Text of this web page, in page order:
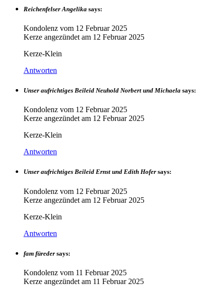
Reichenfelser Angelika says:
Kondolenz vom 12 Februar 2025
Kerze angezündet am 12 Februar 2025
Kerze-Klein
Antworten
Unser aufrichtiges Beileid Neuhold Norbert und Michaela says:
Kondolenz vom 12 Februar 2025
Kerze angezündet am 12 Februar 2025
Kerze-Klein
Antworten
Unser aufrichtiges Beileid Ernst und Edith Hofer says:
Kondolenz vom 12 Februar 2025
Kerze angezündet am 12 Februar 2025
Kerze-Klein
Antworten
fam füreder says:
Kondolenz vom 11 Februar 2025
Kerze angezündet am 11 Februar 2025